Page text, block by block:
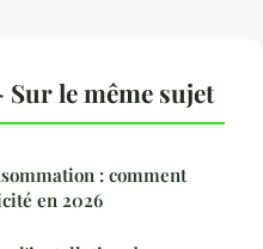
le même sujet
: comment
en 2026